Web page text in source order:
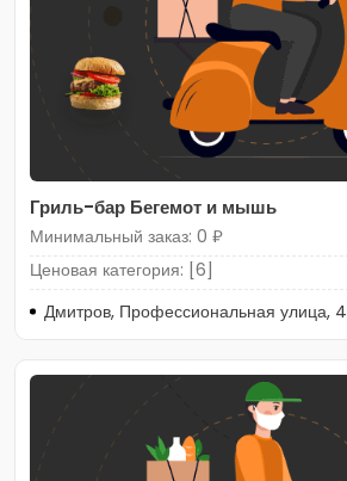
Гриль-бар Бегемот и мышь
Минимальный заказ: 0 ₽
Ценовая категория: [6]
Дмитров, Профессиональная улица, 4